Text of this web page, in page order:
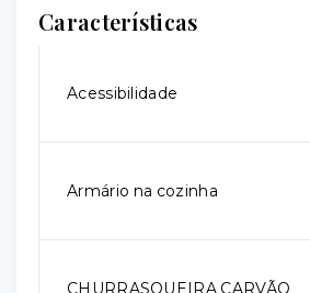
Características
Acessibilidade
Armário na cozinha
CHURRASQUEIRA CARVÃO